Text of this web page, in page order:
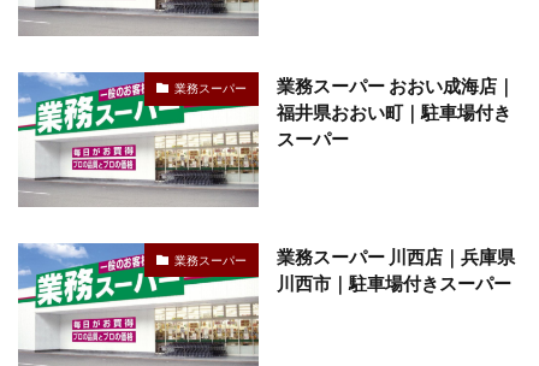
業務スーパー
業務スーパー おおい成海店｜
福井県おおい町｜駐車場付き
スーパー
業務スーパー
業務スーパー 川西店｜兵庫県
川西市｜駐車場付きスーパー